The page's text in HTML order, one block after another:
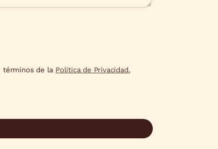
términos de la Política de Privacidad.